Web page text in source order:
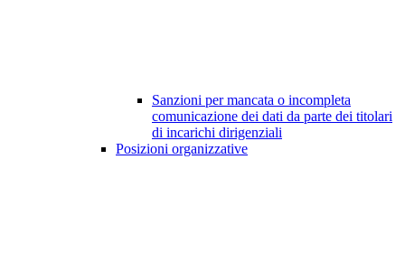
Sanzioni per mancata o incompleta
comunicazione dei dati da parte dei titolari
di incarichi dirigenziali
Posizioni organizzative